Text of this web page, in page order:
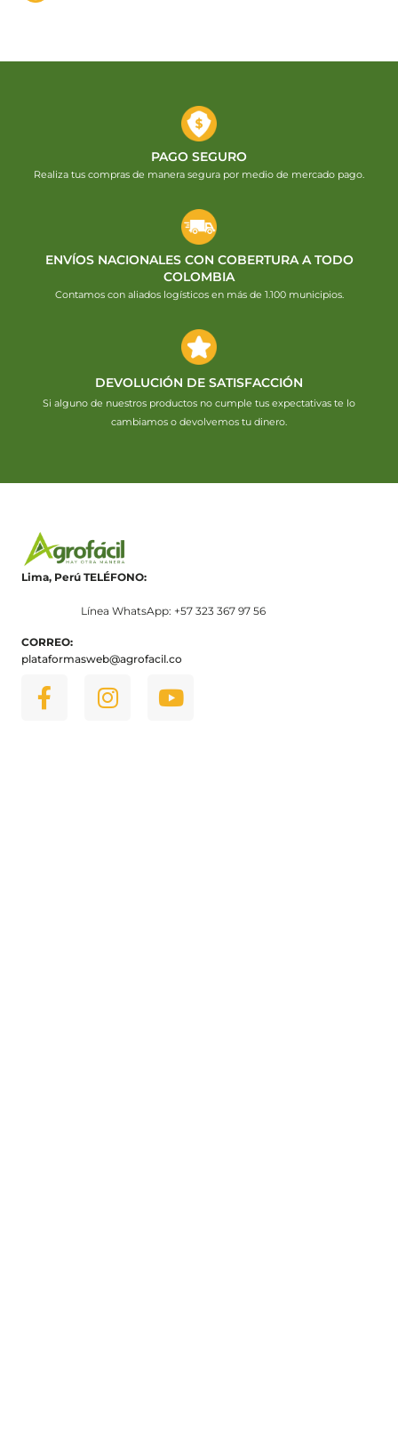
PAGO SEGURO
Realiza tus compras de manera segura por medio de mercado pago.
ENVÍOS NACIONALES CON COBERTURA A TODO
COLOMBIA
Contamos con aliados logísticos en más de 1.100 municipios.
DEVOLUCIÓN DE SATISFACCIÓN
Si alguno de nuestros productos no cumple tus expectativas te lo
cambiamos o devolvemos tu dinero.
Lima, Perú TELÉFONO:
Línea WhatsApp: +57 323 367 97 56
CORREO:
plataformasweb@agrofacil.co